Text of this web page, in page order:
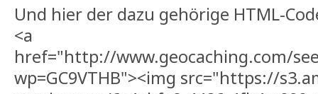
Und hier der dazu gehörige HTML-
<a
href="http://www.geocaching.com/
wp=GC9VTHB"><img src="https://